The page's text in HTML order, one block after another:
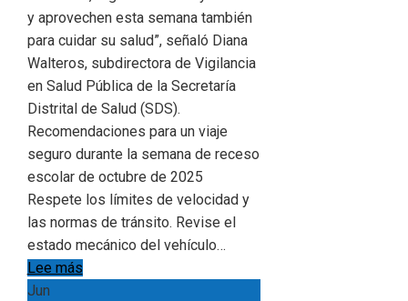
y aprovechen esta semana también
para cuidar su salud”, señaló Diana
Walteros, subdirectora de Vigilancia
en Salud Pública de la Secretaría
Distrital de Salud (SDS).
Recomendaciones para un viaje
seguro durante la semana de receso
escolar de octubre de 2025
Respete los límites de velocidad y
las normas de tránsito. Revise el
estado mecánico del vehículo…
Lee más
Jun